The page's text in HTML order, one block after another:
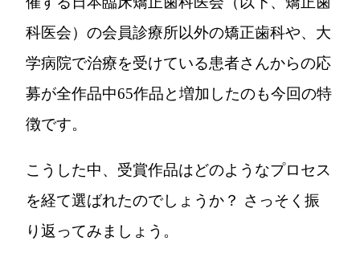
科医会）の会員診療所以外の矯正歯科や、大
学病院で治療を受けている患者さんからの応
募が全作品中65作品と増加したのも今回の特
徴です。
こうした中、受賞作品はどのようなプロセス
を経て選ばれたのでしょうか？ さっそく振
り返ってみましょう。